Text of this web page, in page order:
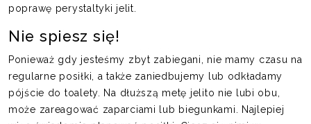
poprawę perystaltyki jelit.
Nie spiesz się!
Ponieważ gdy jesteśmy zbyt zabiegani, nie mamy czasu na
regularne posiłki, a także zaniedbujemy lub odkładamy
pójście do toalety. Na dłuższą metę jelito nie lubi obu,
może zareagować zaparciami lub biegunkami. Najlepiej